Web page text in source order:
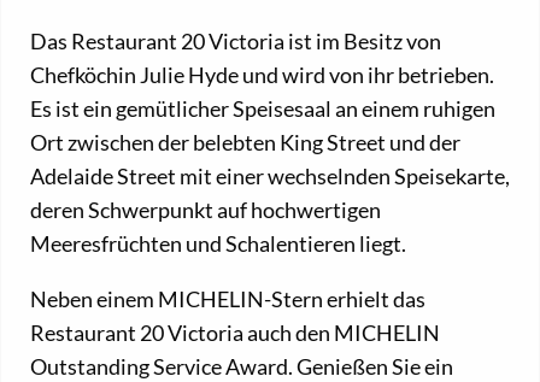
Das Restaurant 20 Victoria ist im Besitz von
Chefköchin Julie Hyde und wird von ihr betrieben.
Es ist ein gemütlicher Speisesaal an einem ruhigen
Ort zwischen der belebten King Street und der
Adelaide Street mit einer wechselnden Speisekarte,
deren Schwerpunkt auf hochwertigen
Meeresfrüchten und Schalentieren liegt.
Neben einem MICHELIN-Stern erhielt das
Restaurant 20 Victoria auch den MICHELIN
Outstanding Service Award. Genießen Sie ein